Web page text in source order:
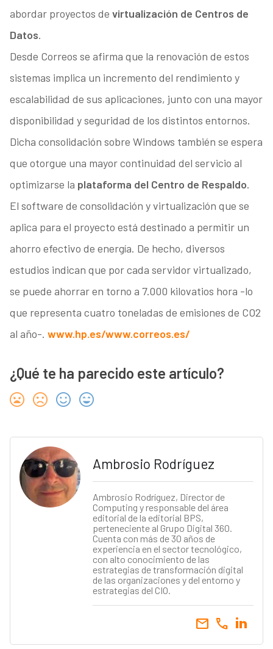
abordar proyectos de virtualización de Centros de
Datos.
Desde Correos se afirma que la renovación de estos
sistemas implica un incremento del rendimiento y
escalabilidad de sus aplicaciones, junto con una mayor
disponibilidad y seguridad de los distintos entornos.
Dicha consolidación sobre Windows también se espera
que otorgue una mayor continuidad del servicio al
optimizarse la plataforma del Centro de Respaldo.
El software de consolidación y virtualización que se
aplica para el proyecto está destinado a permitir un
ahorro efectivo de energía. De hecho, diversos
estudios indican que por cada servidor virtualizado,
se puede ahorrar en torno a 7.000 kilovatios hora -lo
que representa cuatro toneladas de emisiones de CO2
al año-. www.hp.es/www.correos.es/
¿Qué te ha parecido este artículo?
Ambrosio Rodríguez
Ambrosio Rodríguez, Director de
Computing y responsable del área
editorial de la editorial BPS,
perteneciente al Grupo Digital 360.
Cuenta con más de 30 años de
experiencia en el sector tecnológico,
con alto conocimiento de las
estrategias de transformación digital
de las organizaciones y del entorno y
estrategias del CIO.
call
email